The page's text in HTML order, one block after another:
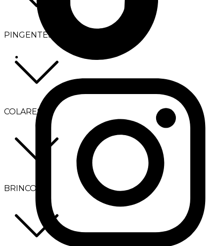
PINGENTES
COLARES
BRINCOS